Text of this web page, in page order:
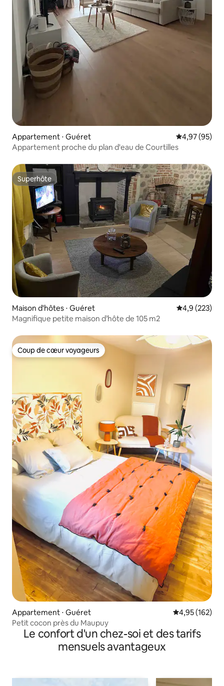
Appartement ⋅ Guéret Évaluation
4,97 (95)
Appartement proche du plan d'eau de Courtilles
Superhôte
Superhôte
Maison d'hôtes ⋅ Guéret Évaluation
4,9 (223)
Magnifique petite maison d’hôte de 105 m2
Coup de cœur voyageurs
Coup de cœur voyageurs
Appartement ⋅ Guéret Évaluation
4,95 (162)
Petit cocon près du Maupuy
Le confort d'un chez-soi et des tarifs
mensuels avantageux